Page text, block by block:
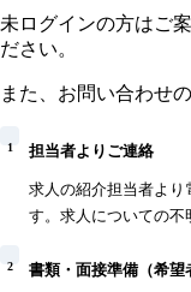
未ログインの方はご
ださい。
また、お問い合わせ
1 担当者よりご連絡
求人の紹介担当者より
す。求人についての不
2 書類・面接準備（希望